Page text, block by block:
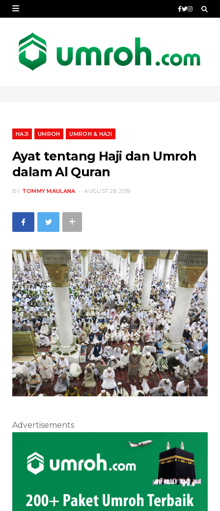
HAJI UMROH UMROH & HAJI
Ayat tentang Haji dan Umroh
dalam Al Quran
BY TOMMY MAULANA AUGUST 28, 2019
Advertisements